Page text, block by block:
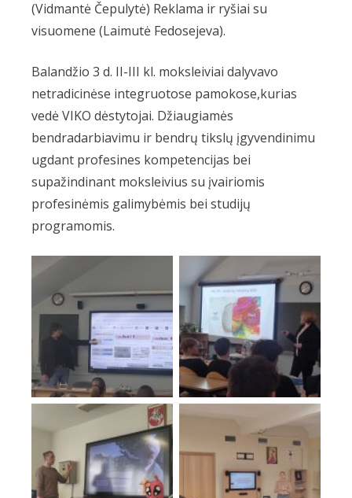
(Vidmantė Čepulytė) Reklama ir ryšiai su
visuomene (Laimutė Fedosejeva).
Balandžio 3 d. II-III kl. moksleiviai dalyvavo
netradicinėse integruotose pamokose,kurias
vedė VIKO dėstytojai. Džiaugiamės
bendradarbiavimu ir bendrų tikslų įgyvendinimu
ugdant profesines kompetencijas bei
supažindinant moksleivius su įvairiomis
profesinėmis galimybėmis bei studijų
programomis.